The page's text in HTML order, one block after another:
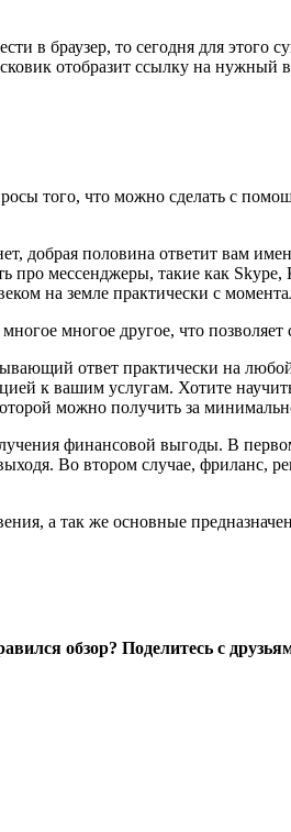
в браузер, то сегодня для
отобразит ссылку на нужный
того, что можно сделать с
добрая половина ответит вам
мессенджеры, такие как
на земле практически с
многое другое, что позволяет
ответ практически на
к вашим услугам. Хотите
можно получить за
финансовой выгоды. В
Во втором случае, фриланс,
а так же основные
обзор? Поделитесь с